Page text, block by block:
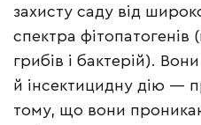
захисту саду від
спектра фітопатогенів
грибів і бактерій).
й інсектицидну дію —
тому, що вони